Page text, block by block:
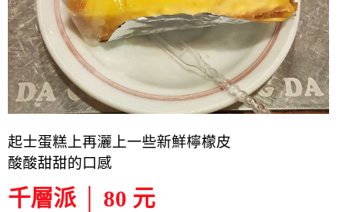
起士蛋糕上再灑上一些新鮮檸檬皮
酸酸甜甜的口感
千層派 │ 80 元